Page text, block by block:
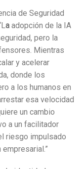
de Seguridad
a adopción de la IA
pero la
Mientras
y acelerar
donde los
a los humanos en
esa velocidad
un cambio
a un facilitador
riesgo impulsado